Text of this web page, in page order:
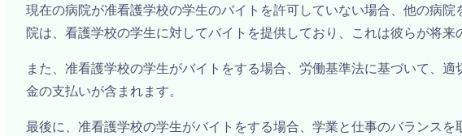
現在の病院が准看護学校の学生のバイトを許可していない場合、他の病
院は、看護学校の学生に対してバイトを提供しており、これは彼らが将
また、准看護学校の学生がバイトをする場合、労働基準法に基づいて、
金の支払いが含まれます。
最後に、准看護学校の学生がバイトをする場合、学業と仕事のバランス